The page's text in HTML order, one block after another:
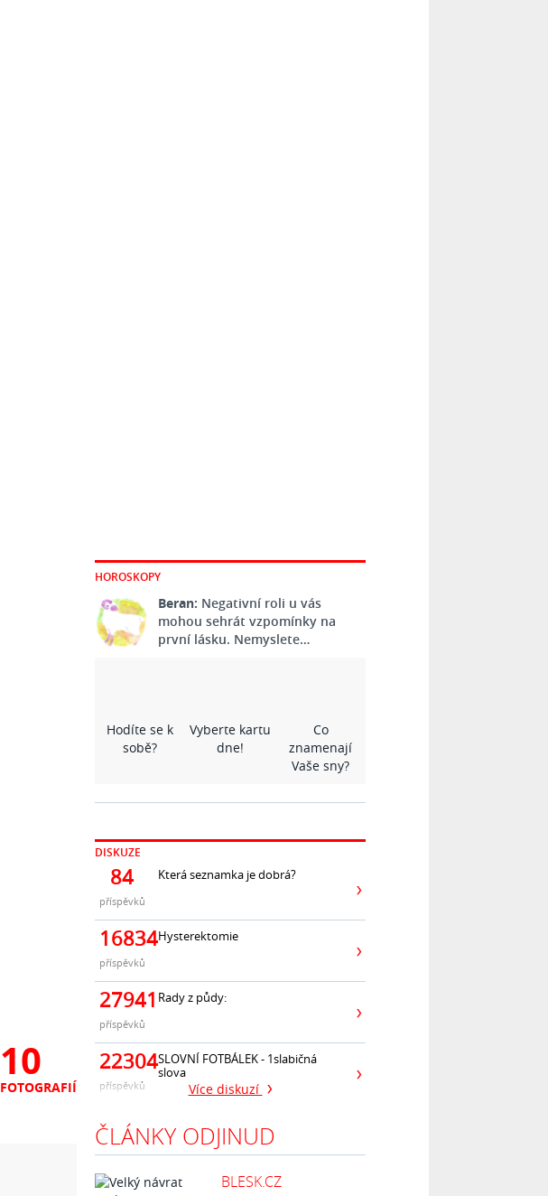
10
FOTOGRAFIÍ
HOROSKOPY
Beran: Negativní roli u vás
mohou sehrát vzpomínky na
první lásku. Nemyslete…
Hodíte se k
sobě?
Vyberte kartu
dne!
Co
znamenají
Vaše sny?
DISKUZE
84
příspěvků
Která seznamka je dobrá?
16834
příspěvků
Hysterektomie
27941
příspěvků
Rady z půdy:
22304
příspěvků
SLOVNÍ FOTBÁLEK - 1slabičná
slova
Více diskuzí
ČLÁNKY ODJINUD
BLESK.CZ